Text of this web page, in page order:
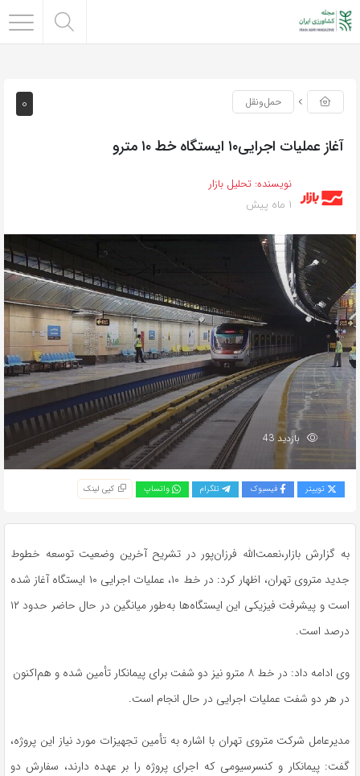
0 حمل‌و‌نقل
آغاز عملیات اجرایی۱۰ ایستگاه خط ۱۰ مترو
نویسنده: تحلیل بازار
1 ماه پیش
بازدید 43
توییتر فیسبوک تلگرام واتساپ کپی لینک
به گزارش بازار،نعمت‌الله فرزان‌پور در تشریح آخرین وضعیت توسعه خطوط
جدید متروی تهران، اظهار کرد: در خط ۱۰، عملیات اجرایی ۱۰ ایستگاه آغاز شده
است و پیشرفت فیزیکی این ایستگاه‌ها به‌طور میانگین در حال حاضر حدود ۱۲
درصد است.
وی ادامه داد: در خط ۸ مترو نیز دو شفت برای پیمانکار تأمین شده و هم‌اکنون
در هر دو شفت عملیات اجرایی در حال انجام است.
مدیرعامل شرکت متروی تهران با اشاره به تأمین تجهیزات مورد نیاز این پروژه،
گفت: پیمانکار و کنسرسیومی که اجرای پروژه را بر عهده دارند، سفارش دو